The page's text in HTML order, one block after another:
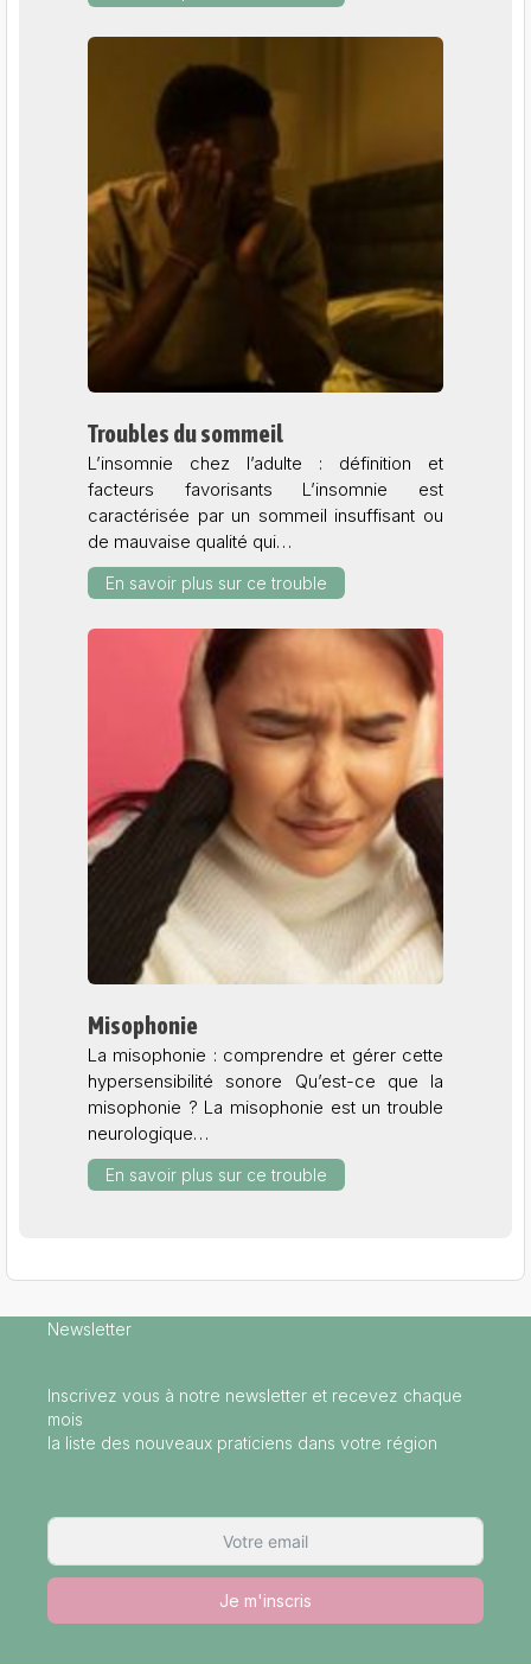
Troubles du sommeil
L’insomnie chez l’adulte : définition et
facteurs favorisants L’insomnie est
caractérisée par un sommeil insuffisant ou
de mauvaise qualité qui…
En savoir plus sur ce trouble
Misophonie
La misophonie : comprendre et gérer cette
hypersensibilité sonore Qu’est-ce que la
misophonie ? La misophonie est un trouble
neurologique…
En savoir plus sur ce trouble
Newsletter
Inscrivez vous à notre newsletter et recevez chaque
mois
la liste des nouveaux praticiens dans votre région
Je m'inscris